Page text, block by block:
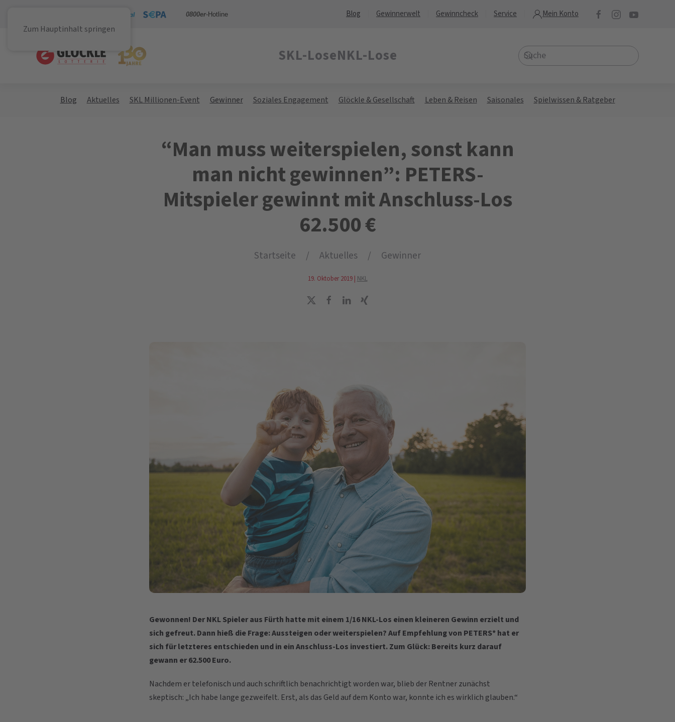
Zum Hauptinhalt springen
0800er-Hotline Blog Gewinnerwelt Gewinncheck Service Mein Konto
SKL-LoseNKL-Lose
Blog Aktuelles SKL Millionen-Event Gewinner Soziales Engagement Glöckle & Gesellschaft Leben & Reisen Saisonales Spielwissen & Ratgeber
“Man muss weiterspielen, sonst kann
man nicht gewinnen”: PETERS-
Mitspieler gewinnt mit Anschluss-Los
62.500 €
Startseite Aktuelles Gewinner
19. Oktober 2019| NKL
Gewonnen! Der NKL Spieler aus Fürth hatte mit einem 1/16 NKL-Los einen kleineren Gewinn erzielt und
sich gefreut. Dann hieß die Frage: Aussteigen oder weiterspielen? Auf Empfehlung von PETERS* hat er
sich für letzteres entschieden und in ein Anschluss-Los investiert. Zum Glück: Bereits kurz darauf
gewann er 62.500 Euro.
Nachdem er telefonisch und auch schriftlich benachrichtigt worden war, blieb der Rentner zunächst
skeptisch: „Ich habe lange gezweifelt. Erst, als das Geld auf dem Konto war, konnte ich es wirklich glauben.“